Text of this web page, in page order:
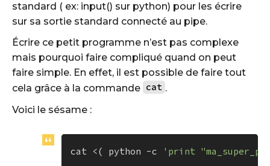
standard ( ex: input() sur python) pour les écrire
sur sa sortie standard connecté au pipe.
Écrire ce petit programme n’est pas complexe
mais pourquoi faire compliqué quand on peut
faire simple. En effet, il est possible de faire tout
cela grâce à la commande cat .
Voici le sésame :
cat <( python -c 'print